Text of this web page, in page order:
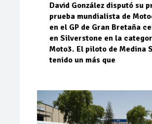
David González disputó su
prueba mundialista de
en el GP de Gran Bretaña
en Silverstone en la
Moto3. El piloto de Medina
tenido un más que